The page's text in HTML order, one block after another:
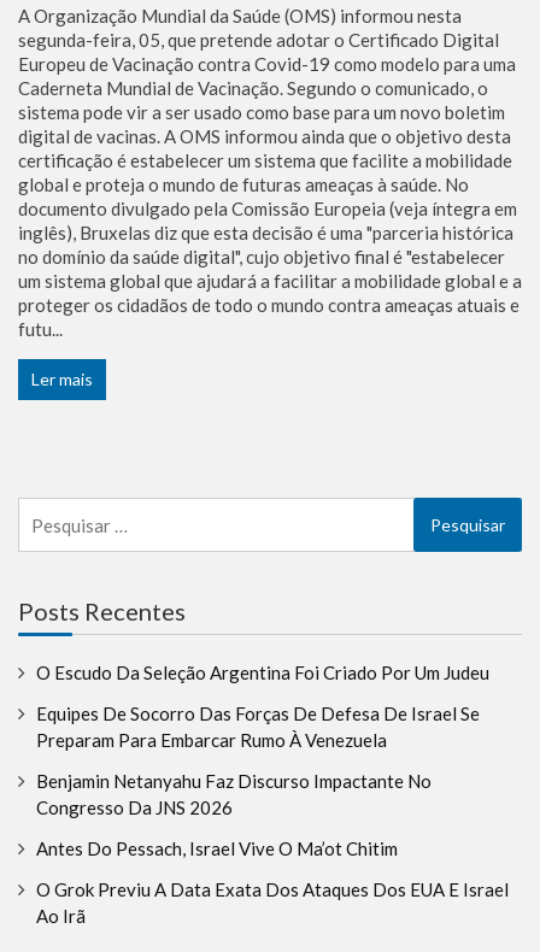
A Organização Mundial da Saúde (OMS) informou nesta
segunda-feira, 05, que pretende adotar o Certificado Digital
Europeu de Vacinação contra Covid-19 como modelo para uma
Caderneta Mundial de Vacinação. Segundo o comunicado, o
sistema pode vir a ser usado como base para um novo boletim
digital de vacinas. A OMS informou ainda que o objetivo desta
certificação é estabelecer um sistema que facilite a mobilidade
global e proteja o mundo de futuras ameaças à saúde. No
documento divulgado pela Comissão Europeia (veja íntegra em
inglês), Bruxelas diz que esta decisão é uma "parceria histórica
no domínio da saúde digital", cujo objetivo final é "estabelecer
um sistema global que ajudará a facilitar a mobilidade global e a
proteger os cidadãos de todo o mundo contra ameaças atuais e
futu...
Ler mais
por:
Posts Recentes
O Escudo Da Seleção Argentina Foi Criado Por Um Judeu
Equipes De Socorro Das Forças De Defesa De Israel Se
Preparam Para Embarcar Rumo À Venezuela
Benjamin Netanyahu Faz Discurso Impactante No
Congresso Da JNS 2026
Antes Do Pessach, Israel Vive O Ma’ot Chitim
O Grok Previu A Data Exata Dos Ataques Dos EUA E Israel
Ao Irã